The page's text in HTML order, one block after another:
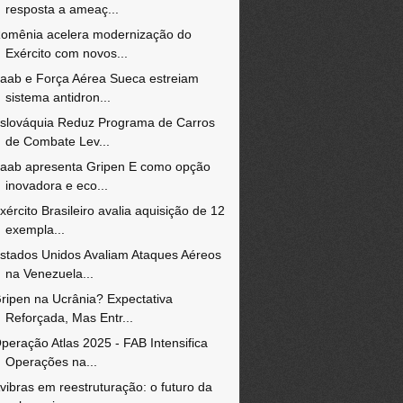
resposta a ameaç...
acelera modernização do
Exército com novos...
e Força Aérea Sueca estreiam
sistema antidron...
Reduz Programa de Carros
de Combate Lev...
apresenta Gripen E como opção
inovadora e eco...
Brasileiro avalia aquisição de 12
exempla...
Unidos Avaliam Ataques Aéreos
na Venezuela...
na Ucrânia? Expectativa
Reforçada, Mas Entr...
Atlas 2025 - FAB Intensifica
Operações na...
em reestruturação: o futuro da